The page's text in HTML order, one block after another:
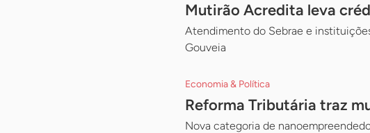
Mutirão Acredita leva
Atendimento do Sebrae e
Gouveia
Economia & Política
Reforma Tributária traz
Nova categoria de